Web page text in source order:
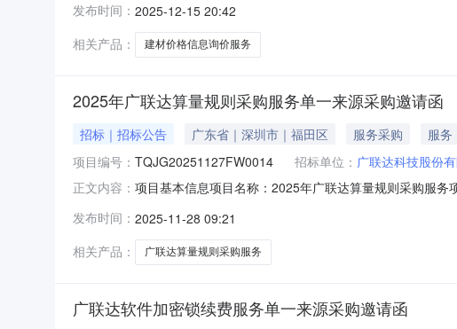
有限公司四、入选供应商：北京瑞达恒建筑咨询有限公司,
价15元/条（含税）,广州市中报兴图软
发布时间： 2025-12-15 20:42
相关产品：
建材价格信息询价服务
2025年广联达算量规则采购服务单一来源采购邀请函
招标｜招标公告 广东省｜深圳市｜福田区 服务采购 服务
项目编号： TQJG20251127FW0014 招标单位： 广联达科技股份
正文内容： 项目基本信息项目名称：2025年广联达算量规则采购服
标段/包分类：C-服务/其他服务报价方式：总价包干采购
发布时间： 2025-11-28 09:21
相关产品：
广联达算量规则采购服务
广联达软件加密锁续费服务单一来源采购邀请函